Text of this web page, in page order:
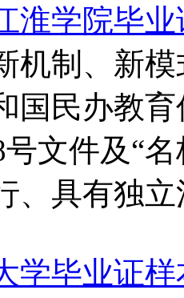
淮学院毕
机制、新
国民办教
号文件及“
、具有独
学毕业证样